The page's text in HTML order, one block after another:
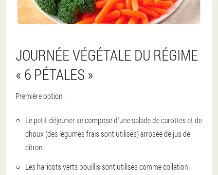
JOURNÉE VÉGÉTALE DU RÉGIME
« 6 PÉTALES »
Première option :
Le petit-déjeuner se compose d'une salade de carottes et de
choux (des légumes frais sont utilisés) arrosée de jus de
citron.
Les haricots verts bouillis sont utilisés comme collation.